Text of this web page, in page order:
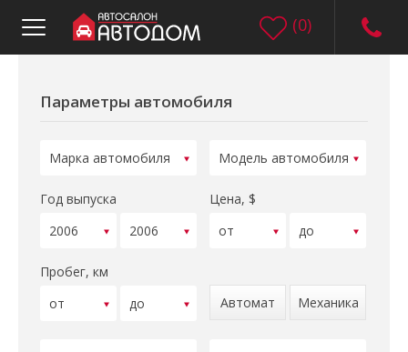
(0)
Параметры автомобиля
Год выпуска Цена, $
Пробег, км
Автомат
Механика